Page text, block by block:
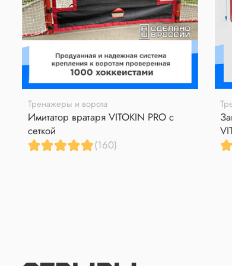
Тренажеры и ворота
Имитатор вратаря VITOKIN PRO с
сеткой
(160)